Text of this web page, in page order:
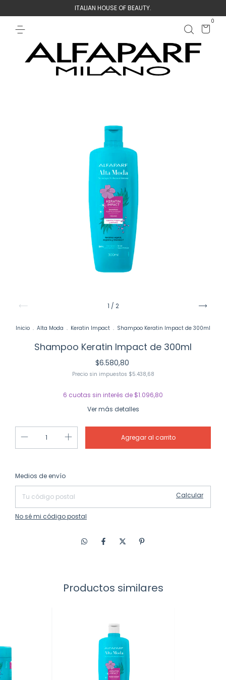
ITALIAN HOUSE OF BEAUTY.
0
1 / 2
Inicio . Alta Moda . Keratin Impact . Shampoo Keratin Impact de 300ml
Shampoo Keratin Impact de 300ml
$6.580,80
Precio sin impuestos $5.438,68
6 cuotas sin interés de $1.096,80
Ver más detalles
Entregas para el CP:
Medios de envío
Calcular
No sé mi código postal
Productos similares